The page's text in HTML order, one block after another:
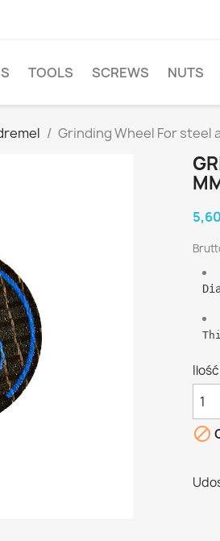
TOOLS SCREWS NUTS
Grinding Wheel For steel
Ilość
